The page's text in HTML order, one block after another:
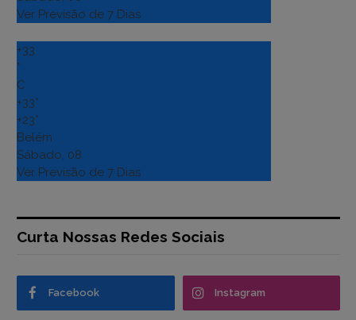
Ver Previsão de 7 Dias
+33
°
C
+33°
+23°
Belém
Sábado, 08
Ver Previsão de 7 Dias
Curta Nossas Redes Sociais
Facebook Instagram